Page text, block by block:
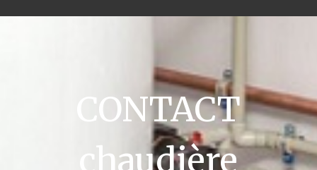
CONTACT
chaudière